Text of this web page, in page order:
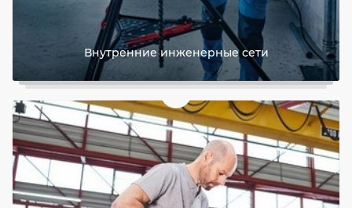
Внутренние инженерные сети